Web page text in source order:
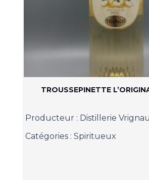
TROUSSEPINETTE
Producteur : Distillerie
Catégories : Spiritueux